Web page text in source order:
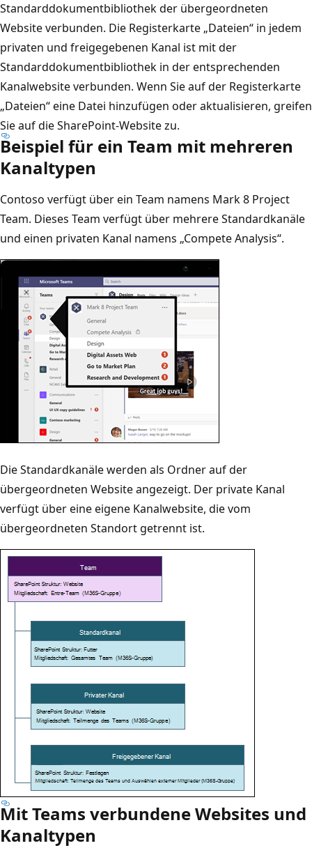
Standarddokumentbibliothek der übergeordneten
Website verbunden. Die Registerkarte „Dateien“ in jedem
privaten und freigegebenen Kanal ist mit der
Standarddokumentbibliothek in der entsprechenden
Kanalwebsite verbunden. Wenn Sie auf der Registerkarte
„Dateien“ eine Datei hinzufügen oder aktualisieren, greifen
Sie auf die SharePoint-Website zu.
Beispiel für ein Team mit mehreren
Kanaltypen
Contoso verfügt über ein Team namens Mark 8 Project
Team. Dieses Team verfügt über mehrere Standardkanäle
und einen privaten Kanal namens „Compete Analysis“.
Die Standardkanäle werden als Ordner auf der
übergeordneten Website angezeigt. Der private Kanal
verfügt über eine eigene Kanalwebsite, die vom
übergeordneten Standort getrennt ist.
Mit Teams verbundene Websites und
Kanaltypen